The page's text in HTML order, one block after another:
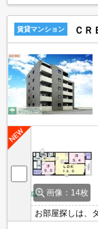
賃貸マンション ＣＲ
画像：14枚
お部屋探しは、
様に合ったお部